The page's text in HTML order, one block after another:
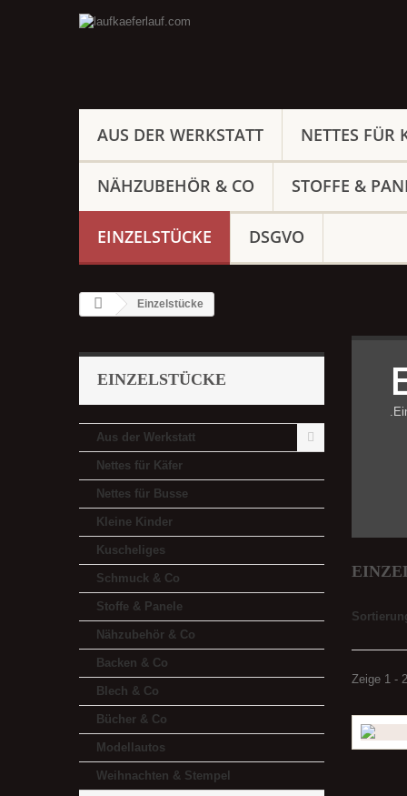
AUS DER WERKSTATT NETTES FÜR
NÄHZUBEHÖR & CO STOFFE &
EINZELSTÜCKE DSGVO
Einzelstücke
EINZELSTÜCKE
Aus der Werkstatt
Nettes für Käfer
Nettes für Busse
Kleine Kinder
Kuscheliges
Schmuck & Co
Stoffe & Panele
Nähzubehör & Co
Backen & Co
Blech & Co
Bücher & Co
Modellautos
Weihnachten & Stempel
Zeige 1 -